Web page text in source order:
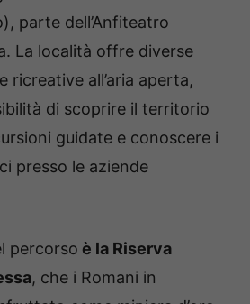
parte dell’Anfiteatro
La località offre diverse
ricreative all’aria aperta,
di scoprire il territorio
guidate e conoscere i
presso le aziende
percorso è la Riserva
, che i Romani in